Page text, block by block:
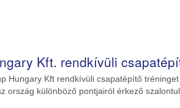
Kft. rendkívüli
Hungary Kft rendkívüli csapatépítő
ország különböző pontjairól érkező